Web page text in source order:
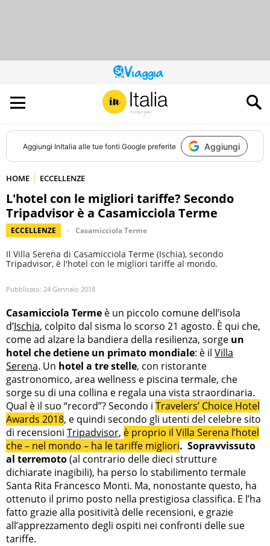
QUESTO
SITO
CONTRIBUISCE
ALL’AUDIENCE
DI
Aggiungi InItalia alle tue fonti Google preferite Aggiungi
HOME ECCELLENZE
L'hotel con le migliori tariffe? Secondo
Tripadvisor è a Casamicciola Terme
ECCELLENZE Casamicciola Terme
Il Villa Serena di Casamicciola Terme (Ischia), secondo
Tripadvisor, è l'hotel con le migliori tariffe al mondo.
Pubblicato: 24 Gennaio 2018
Casamicciola Terme è un piccolo comune dell’isola
d’Ischia, colpito dal sisma lo scorso 21 agosto. È qui che,
come ad alzare la bandiera della resilienza, sorge un
hotel che detiene un primato mondiale: è il Villa
Serena. Un hotel a tre stelle, con ristorante
gastronomico, area wellness e piscina termale, che
sorge su di una collina e regala una vista straordinaria.
Qual è il suo “record”? Secondo i Travelers’ Choice Hotel
Awards 2018, e quindi secondo gli utenti del celebre sito
di recensioni Tripadvisor, è proprio il Villa Serena l’hotel
che – nel mondo – ha le tariffe migliori. Sopravvissuto
al terremoto(al contrario delle dieci strutture
dichiarate inagibili), ha perso lo stabilimento termale
Santa Rita Francesco Monti. Ma, nonostante questo, ha
ottenuto il primo posto nella prestigiosa classifica. E l’ha
fatto grazie alla positività delle recensioni, e grazie
all’apprezzamento degli ospiti nei confronti delle sue
tariffe.